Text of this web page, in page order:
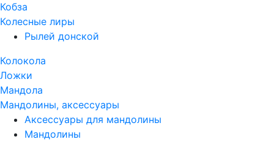
Кобза
Колесные лиры
Рылей донской
Колокола
Ложки
Мандола
Мандолины, аксессуары
Аксессуары для мандолины
Мандолины